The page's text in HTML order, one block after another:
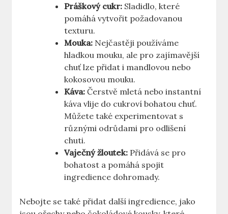
Práškový cukr: Sladidlo, které
pomáhá vytvořit požadovanou
texturu.
Mouka: Nejčastěji používáme
hladkou mouku, ale pro zajímavější
chuť lze přidat i mandlovou nebo
kokosovou mouku.
Káva: Čerstvě mletá nebo instantní
káva vlije do cukroví bohatou chuť.
Můžete také experimentovat s
různými odrůdami pro odlišení
chuti.
Vaječný žloutek: Přidává se pro
bohatost a pomáhá spojit
ingredience dohromady.
Nebojte se také přidat další ingredience, jako